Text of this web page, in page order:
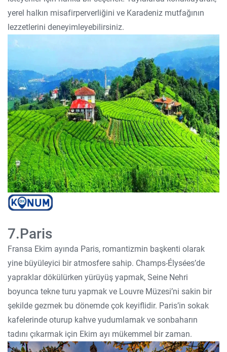
yerel halkın misafirperverliğini ve Karadeniz mutfağının
lezzetlerini deneyimleyebilirsiniz.
7.Paris
Fransa Ekim ayında Paris, romantizmin başkenti olarak
yine büyüleyici bir atmosfere sahip. Champs-Élysées’de
yapraklar dökülürken yürüyüş yapmak, Seine Nehri
boyunca tekne turu yapmak ve Louvre Müzesi’ni sakin bir
şekilde gezmek bu dönemde çok keyiflidir. Paris’in sokak
kafelerinde oturup kahve yudumlamak ve sonbaharın
tadını çıkarmak için Ekim ayı mükemmel bir zaman.